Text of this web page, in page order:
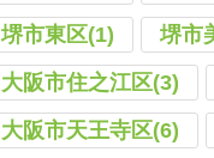
堺市東区(1)
堺市
大阪市住之江区(3)
大阪市天王寺区(6)